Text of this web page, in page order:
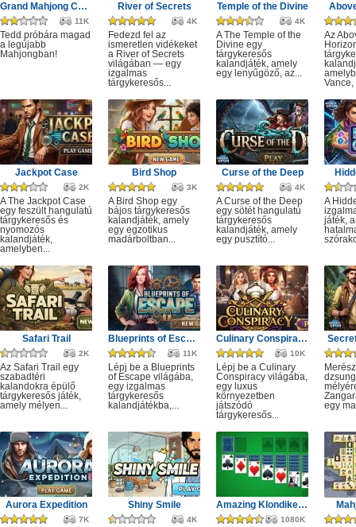
Grand Mahjong Connect
11K
Tedd próbára magad
a legújabb
Mahjongban!
River of Secrets
4K
Fedezd fel az
ismeretlen vidékeket
a River of Secrets
világában — egy
izgalmas
tárgykeresős...
Temple of the Divine
4K
A The Temple of the
Divine egy
tárgykeresős
kalandjáték, amely
egy lenyűgöző, az...
Az
Vance,
Jackpot Case
2K
A The Jackpot Case
egy feszült hangulatú
tárgykeresős és
nyomozós
kalandjáték,
amelyben...
Bird Shop
3K
A Bird Shop egy
bájos tárgykeresős
kalandjáték, amely
egy egzotikus
madárboltban...
Curse of the Deep
4K
A Curse of the Deep
egy sötét hangulatú
tárgykeresős
kalandjáték, amely
egy pusztító...
A
játék,
Safari Trail
2K
Az Safari Trail egy
szabadtéri
kalandokra épülő
tárgykeresős játék,
amely mélyen...
Blueprints of Escape
11K
Lépj be a Blueprints
of Escape világába,
egy izgalmas
tárgykeresős
kalandjátékba,...
Culinary Conspiracy
10K
Lépj be a Culinary
Conspiracy világába,
egy luxus
környezetben
játszódó
tárgykeresős...
egy
Aurora Expedition
7K
Shiny Smile
4K
Amazing Klondike Solitaire
1080K